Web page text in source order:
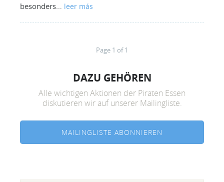
besonders… leer más
Page 1 of 1
DAZU GEHÖREN
Alle wichtigen Aktionen der Piraten Essen
diskutieren wir auf unserer Mailingliste.
MAILINGLISTE ABONNIEREN